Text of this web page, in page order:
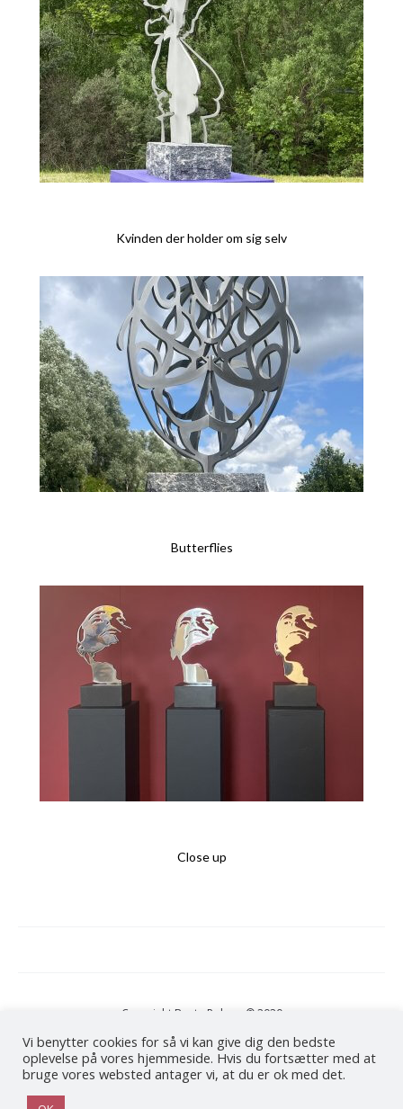
Kvinden der holder om sig selv
Butterflies
Close up
Copyright Bente Polano © 2020
Cookie- og Privatlivspolitik
Vi benytter cookies for så vi kan give dig den bedste
oplevelse på vores hjemmeside. Hvis du fortsætter med at
bruge vores websted antager vi, at du er ok med det.